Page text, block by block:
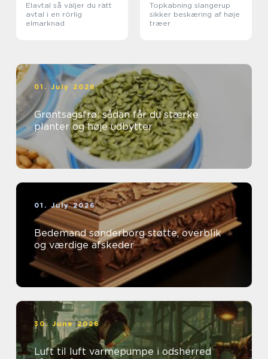
Elavtal så väljer du rätt
avtal i en rörlig
elmarknad
Topkabning slangerup
sikker beskæring af høje
træer
01. July 2026
Grøntsagsfrø: sådan får du stærke
planter og høje udbytter
01. July 2026
Bedemand sønderborg støtte, overblik
og værdige afskeder
30. June 2026
Luft til luft varmepumpe i odsherred